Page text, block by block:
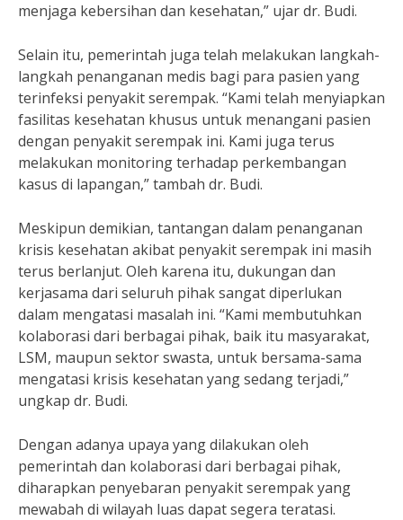
menjaga kebersihan dan kesehatan,” ujar dr. Budi.
Selain itu, pemerintah juga telah melakukan langkah-
langkah penanganan medis bagi para pasien yang
terinfeksi penyakit serempak. “Kami telah menyiapkan
fasilitas kesehatan khusus untuk menangani pasien
dengan penyakit serempak ini. Kami juga terus
melakukan monitoring terhadap perkembangan
kasus di lapangan,” tambah dr. Budi.
Meskipun demikian, tantangan dalam penanganan
krisis kesehatan akibat penyakit serempak ini masih
terus berlanjut. Oleh karena itu, dukungan dan
kerjasama dari seluruh pihak sangat diperlukan
dalam mengatasi masalah ini. “Kami membutuhkan
kolaborasi dari berbagai pihak, baik itu masyarakat,
LSM, maupun sektor swasta, untuk bersama-sama
mengatasi krisis kesehatan yang sedang terjadi,”
ungkap dr. Budi.
Dengan adanya upaya yang dilakukan oleh
pemerintah dan kolaborasi dari berbagai pihak,
diharapkan penyebaran penyakit serempak yang
mewabah di wilayah luas dapat segera teratasi.